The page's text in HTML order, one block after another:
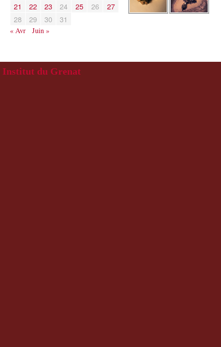
21
22 23 24 25 26
27
28
29 30 31
« Avr Juin »
Institut du Grenat